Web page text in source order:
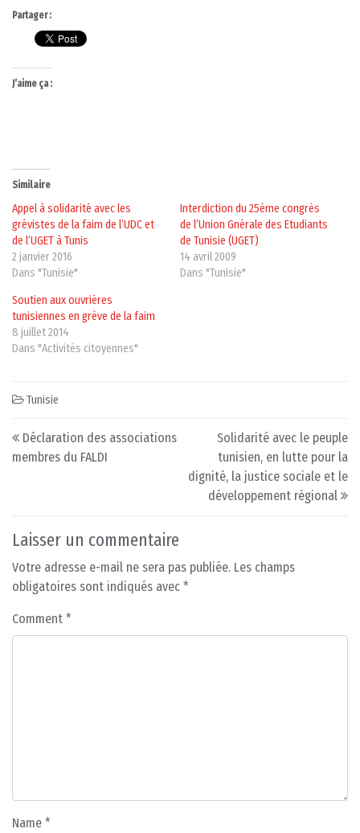
Partager :
J’aime ça :
Similaire
Appel à solidarité avec les
grévistes de la faim de l’UDC et
de l’UGET à Tunis
2 janvier 2016
Dans "Tunisie"
Interdiction du 25ème congrès
de l’Union Gnérale des Etudiants
de Tunisie (UGET)
14 avril 2009
Dans "Tunisie"
Soutien aux ouvrières
tunisiennes en grève de la faim
8 juillet 2014
Dans "Activités citoyennes"
Tunisie
Post navigation
Déclaration des associations
membres du FALDI
Solidarité avec le peuple
tunisien, en lutte pour la
dignité, la justice sociale et le
développement régional
Laisser un commentaire
Votre adresse e-mail ne sera pas publiée. Les champs
obligatoires sont indiqués avec *
Comment *
Name *